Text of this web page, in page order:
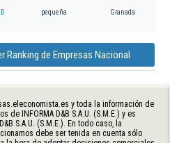
pequeña Granada
Ranking de Empresas Nacional
y toda la información de
INFORMA D&B S.A.U. (S.M.E.) y es
S.A.U. (S.M.E.). En todo caso, la
debe ser tenida en cuenta sólo